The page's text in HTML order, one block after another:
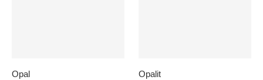
Opal Opalit